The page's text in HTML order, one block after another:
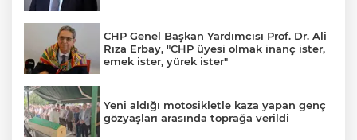
CHP Genel Başkan Yardımcısı Prof. Dr. Ali
Rıza Erbay, "CHP üyesi olmak inanç ister,
emek ister, yürek ister"
Yeni aldığı motosikletle kaza yapan genç
gözyaşları arasında toprağa verildi